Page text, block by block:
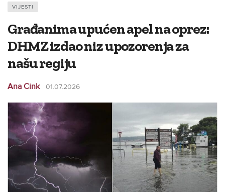
VIJESTI
Građanima upućen apel na oprez:
DHMZ izdao niz upozorenja za
našu regiju
Ana Cink 01.07.2026